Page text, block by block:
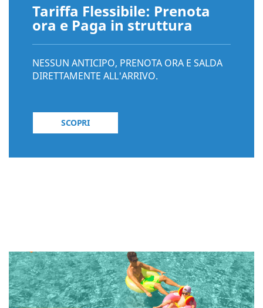
Tariffa Flessibile: Prenota
ora e Paga in struttura
NESSUN ANTICIPO, PRENOTA ORA E SALDA
DIRETTAMENTE ALL'ARRIVO.
SCOPRI